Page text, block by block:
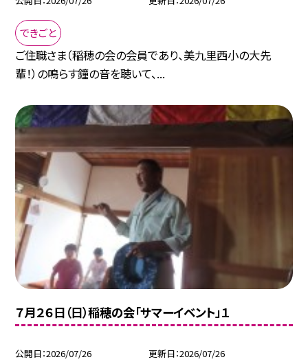
できごと
ご住職さま（稲穂の会の会員であり、美九里西小の大先
輩！）の鳴らす鐘の音を聴いて、...
７月２６日（日）稲穂の会「サマーイベント」１
公開日 2026/07/26 更新日 2026/07/26